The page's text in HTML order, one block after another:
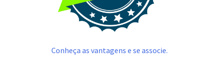
Conheça as vantagens e se associe.